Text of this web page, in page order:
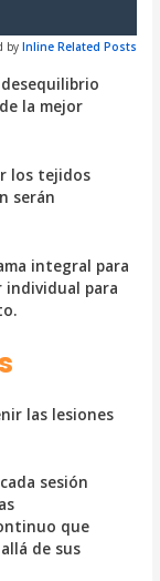
by Inline Related Posts
la mejor
los tejidos
serán
integral para
individual para
las lesiones
sesión
que
de sus